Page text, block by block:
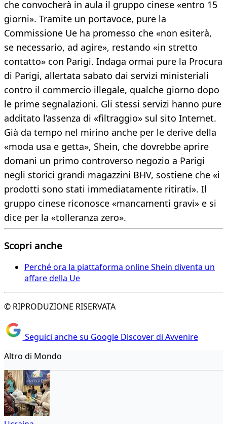
che convocherà in aula il gruppo cinese «entro 15
giorni». Tramite un portavoce, pure la
Commissione Ue ha promesso che «non esiterà,
se necessario, ad agire», restando «in stretto
contatto» con Parigi. Indaga ormai pure la Procura
di Parigi, allertata sabato dai servizi ministeriali
contro il commercio illegale, qualche giorno dopo
le prime segnalazioni. Gli stessi servizi hanno pure
additato l’assenza di «filtraggio» sul sito Internet.
Già da tempo nel mirino anche per le derive della
«moda usa e getta», Shein, che dovrebbe aprire
domani un primo controverso negozio a Parigi
negli storici grandi magazzini BHV, sostiene che «i
prodotti sono stati immediatamente ritirati». Il
gruppo cinese riconosce «mancamenti gravi» e si
dice per la «tolleranza zero».
Scopri anche
Perché ora la piattaforma online Shein diventa un
affare della Ue
© RIPRODUZIONE RISERVATA
Seguici anche su Google Discover di Avvenire
Altro di Mondo